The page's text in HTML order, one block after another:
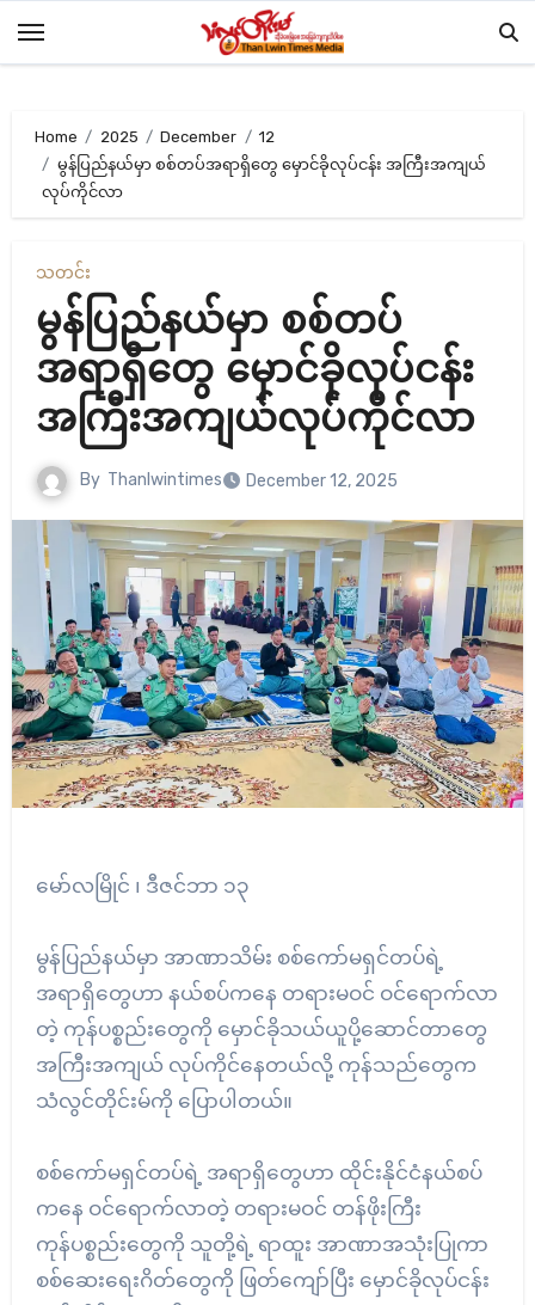
Home 2025 December
12
မွန်ပြည်နယ်မှာ စစ်တပ်အရာရှိတွေ မှောင်ခိုလုပ်ငန်း အကြီးအကျယ်
လုပ်ကိုင်လာ
သတင်း
မွန်ပြည်နယ်မှာ စစ်တပ်
အရာရှိတွေ မှောင်ခိုလုပ်ငန်း
အကြီးအကျယ်လုပ်ကိုင်လာ
By Thanlwintimes December 12, 2025
မော်လမြိုင် ၊ ဒီဇင်ဘာ ၁၃
မွန်ပြည်နယ်မှာ အာဏာသိမ်း စစ်ကော်မရှင်တပ်ရဲ့
အရာရှိတွေဟာ နယ်စပ်ကနေ တရားမဝင် ဝင်ရောက်လာ
တဲ့ ကုန်ပစ္စည်းတွေကို မှောင်ခိုသယ်ယူပို့ဆောင်တာတွေ
အကြီးအကျယ် လုပ်ကိုင်နေတယ်လို့ ကုန်သည်တွေက
သံလွင်တိုင်းမ်ကို ပြောပါတယ်။
စစ်ကော်မရှင်တပ်ရဲ့ အရာရှိတွေဟာ ထိုင်းနိုင်ငံနယ်စပ်
ကနေ ဝင်ရောက်လာတဲ့ တရားမဝင် တန်ဖိုးကြီး
ကုန်ပစ္စည်းတွေကို သူတို့ရဲ့ ရာထူး အာဏာအသုံးပြုကာ
စစ်ဆေးရေးဂိတ်တွေကို ဖြတ်ကျော်ပြီး မှောင်ခိုလုပ်ငန်း